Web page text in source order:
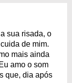
sua risada, o
de mim.
mais ainda
amo o som
que, dia após